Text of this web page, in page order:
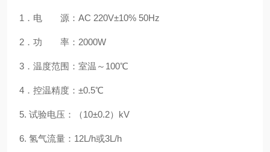
1 ．电 源： AC 220V±10% 50Hz
2 ．功 率： 2000W
3 ．温度范围：室温～ 100℃
4 ．控温精度：±0.5℃
5. 试验电压：（10±0.2） kV
6. 氢气流量： 12L/h或3L/h